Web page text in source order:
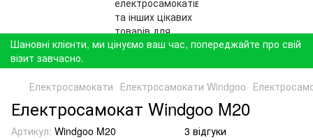
Шановні клієнти, ми цінуємо ваш час, попереджайте про свій
візит завчасно.
Електросамокати Електросамокати Windgoo
Електросамокат Windgoo M20
Артикул: Windgoo M20 3 відгуки